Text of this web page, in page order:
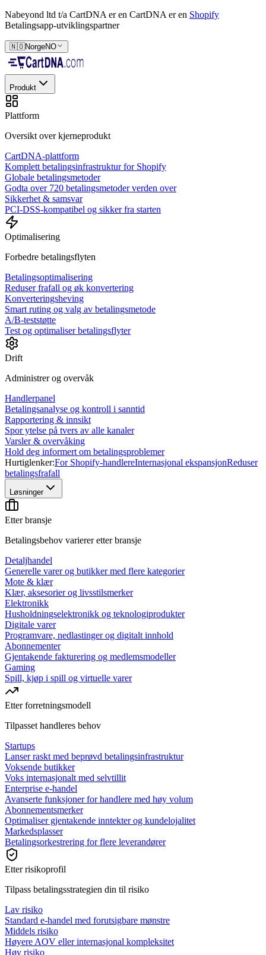
Nabeyond ltd t/a CartDNA er en CartDNA er en Shopify
Betalingsapp-utviklingspartner
🇳🇴NorgeNO
Produkt
Plattform
Oversikt over kjerneprodukt
CartDNA-plattform
Komplett betalingsinfrastruktur for Shopify
Globale betalingsmetoder
Godta over 720 betalingsmetoder verden over
Sikkerhet & samsvar
PCI-DSS-kompatibel og sikker fra starten
Optimalisering
Forbedre betalingsflyten
Betalingsoptimalisering
Reduser frafall og øk konvertering
Konverteringsheving
Smart ruting og valg av betalingsmetode
A/B-teststøtte
Test og optimaliser betalingsflyter
Drift
Administrer og overvåk
Handlerpanel
Betalingsanalyse og kontroll i sanntid
Rapportering & innsikt
Spor ytelse på tvers av alle kanaler
Varsler & overvåking
Hold deg informert om betalingsproblemer
Hurtiglenker:For Shopify-handlereInternasjonal ekspansjonReduser
betalingsfrafall
Løsninger
Etter bransje
Betalingsbehov varierer etter bransje
Detaljhandel
Generelle varer og butikker med flere kategorier
Mote & klær
Klær, aksesorier og livsstilsmerker
Elektronikk
Husholdningselektronikk og teknologiprodukter
Digitale varer
Programvare, nedlastinger og digitalt innhold
Abonnementer
Gjentakende fakturering og medlemsmodeller
Gaming
Spill, kjøp i spill og virtuelle varer
Etter forretningsmodell
Tilpasset handleres behov
Startups
Lanser raskt med beprøvd betalingsinfrastruktur
Voksende butikker
Voks internasjonalt med selvtillit
Enterprise e-handel
Avanserte funksjoner for handlere med høy volum
Abonnementsmerker
Optimaliser gjentakende inntekter og kundelojalitet
Markedsplasser
Betalingsorkestrering for flere leverandører
Etter risikoprofil
Tilpass betalingsstrategien din til risiko
Lav risiko
Standard e-handel med forutsigbare mønstre
Middels risiko
Høyere AOV eller internasjonal kompleksitet
Høy risiko